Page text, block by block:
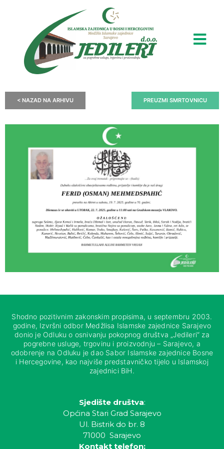
< NAZAD NA ARHIVU PREUZMI SMRTOVNICU
Shodno pozitivnim zakonskim propisima, u septembru 2003.
godine, Izvršni odbor Medžlisa Islamske zajednice Sarajevo
donio je Odluku o osnivanju pokopnog društva „Jedileri“ za
pogrebne usluge, trgovinu i proizvodnju – Sarajevo, a
odobrenje na Odluku je dao Sabor Islamske zajednice Bosne
i Hercegovine, kao najviše predstavničko tijelo u Islamskoj
zajednici BiH.
Sjedište društva:
Općina Stari Grad Sarajevo
Ul. Bistrik do br. 8
71000 Sarajevo
Kontakt telefon: